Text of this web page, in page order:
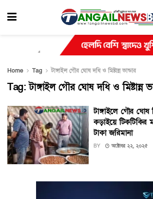
Home Tag টাঙ্গাইল গৌর ঘোষ দধি ও মিষ্টান্ন ভান্ডার
Tag:টাঙ্গাইল গৌর ঘোষ দধি ও মিষ্টান্ন
টাঙ্গাইলে গৌর ঘোষ
কড়াইয়ে টিকটিকির
টাকা জরিমানা
BY অক্টোবর ২২, ২০২৫